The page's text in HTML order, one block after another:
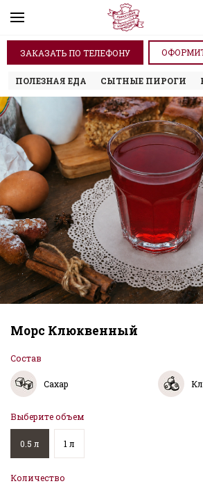
ЗАКАЗАТЬ ПО ТЕЛЕФОНУ
ПОЛЕЗНАЯ ЕДА СЫТНЫЕ ПИРОГИ
Морс Клюквенный
Состав
Сахар
Выберите объем
0.5 л 1 л
Количество